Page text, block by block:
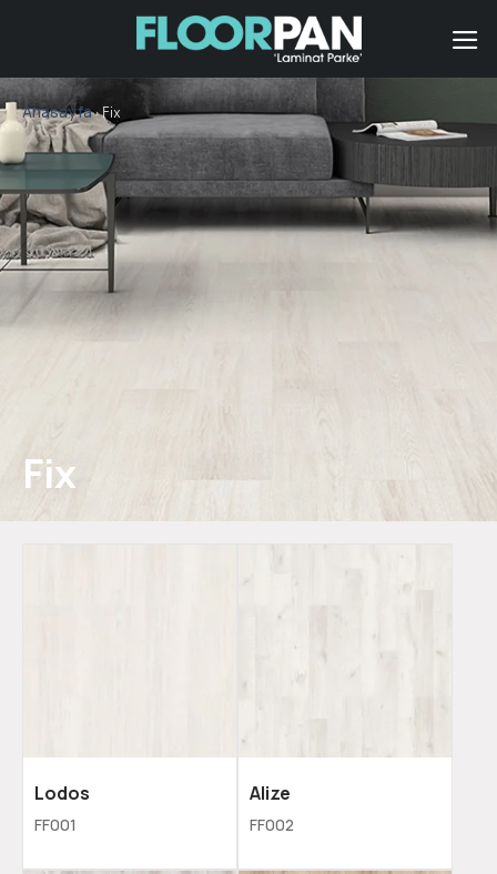
Anasayfa› Fix
Fix
Lodos
FF001
Alize
FF002